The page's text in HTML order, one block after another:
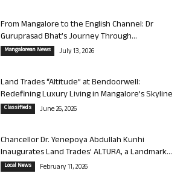
From Mangalore to the English Channel: Dr
Guruprasad Bhat’s Journey Through...
Mangalorean News July 13, 2026
Land Trades “Altitude” at Bendoorwell:
Redefining Luxury Living in Mangalore’s Skyline
Classifieds June 26, 2026
Chancellor Dr. Yenepoya Abdullah Kunhi
Inaugurates Land Trades’ ALTURA, a Landmark...
Local News February 11, 2026